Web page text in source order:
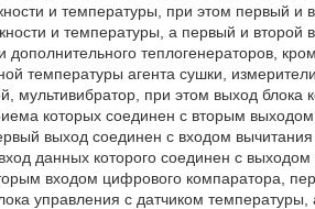
и температуры, при этом первый и
и температуры, а первый и второй
теплогенераторов,
температуры агента сушки,
мультивибратор, при этом выход блока
которых соединен с вторым
выход соединен с входом вычитания
данных которого соединен с выходом
входом цифрового компаратора,
управления с датчиком